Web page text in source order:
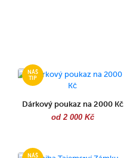
Dárkový poukaz na 2000 Kč
od 2 000 Kč